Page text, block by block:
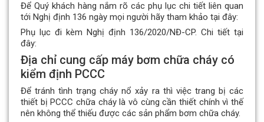
Để Quý khách hàng nắm rõ các phụ lục chi tiết liên quan
tới Nghị định 136 ngày mọi người hãy tham khảo tại đây:
Phụ lục đi kèm Nghị định 136/2020/NĐ-CP. Chi tiết tại
đây:
Địa chỉ cung cấp máy bơm chữa cháy có
kiểm định PCCC
Để tránh tình trạng cháy nổ xảy ra thì việc trang bị các
thiết bị PCCC chữa cháy là vô cùng cần thiết chính vì thế
nên không thể thiếu được các sản phẩm bơm chữa cháy.